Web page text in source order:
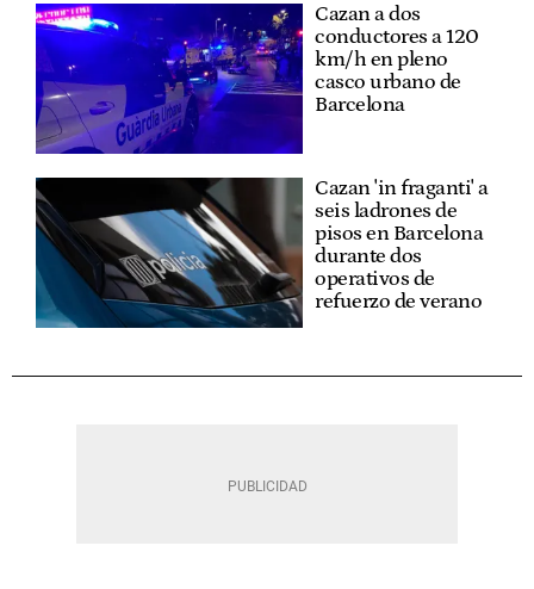
Cazan a dos
conductores a 120
km/h en pleno
casco urbano de
Barcelona
Cazan 'in fraganti' a
seis ladrones de
pisos en Barcelona
durante dos
operativos de
refuerzo de verano